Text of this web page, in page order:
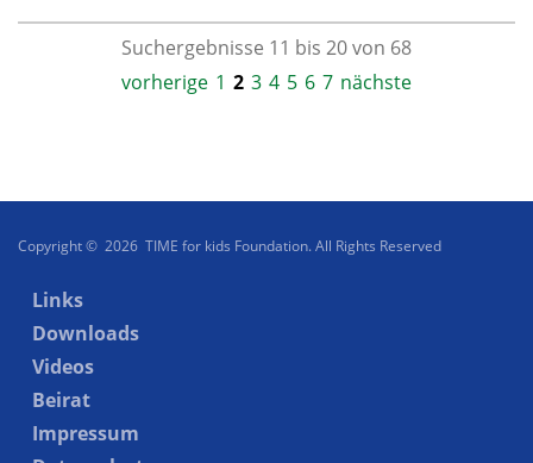
Suchergebnisse 11 bis 20 von 68
vorherige 1 2 3 4 5 6 7 nächste
Copyright © 2026 TIME for kids Foundation. All Rights Reserved
Links
Downloads
Videos
Beirat
Impressum